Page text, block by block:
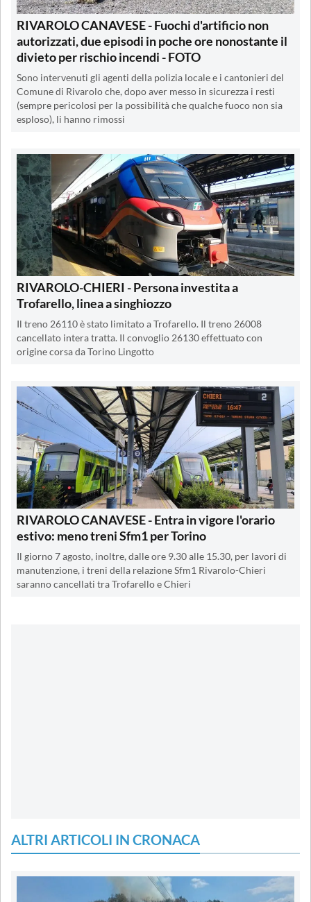
RIVAROLO CANAVESE - Fuochi d'artificio non
autorizzati, due episodi in poche ore nonostante il
divieto per rischio incendi - FOTO
Sono intervenuti gli agenti della polizia locale e i cantonieri del
Comune di Rivarolo che, dopo aver messo in sicurezza i resti
(sempre pericolosi per la possibilità che qualche fuoco non sia
esploso), li hanno rimossi
RIVAROLO-CHIERI - Persona investita a
Trofarello, linea a singhiozzo
Il treno 26110 è stato limitato a Trofarello. Il treno 26008
cancellato intera tratta. Il convoglio 26130 effettuato con
origine corsa da Torino Lingotto
RIVAROLO CANAVESE - Entra in vigore l'orario
estivo: meno treni Sfm1 per Torino
Il giorno 7 agosto, inoltre, dalle ore 9.30 alle 15.30, per lavori di
manutenzione, i treni della relazione Sfm1 Rivarolo-Chieri
saranno cancellati tra Trofarello e Chieri
ALTRI ARTICOLI IN CRONACA